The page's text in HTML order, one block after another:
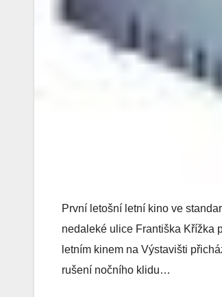
První letošní letní kino ve
nedaleké ulice Františka Křížka
letním kinem na Výstavišti
rušení nočního klidu…